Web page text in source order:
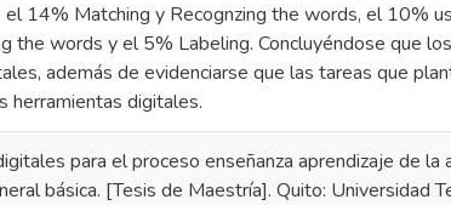
14% Matching y Recognzing the words, el 10%
the words y el 5% Labeling. Concluyéndose que
además de evidenciarse que las tareas que
herramientas digitales.
para el proceso enseñanza aprendizaje de la
básica. [Tesis de Maestría]. Quito: Universidad